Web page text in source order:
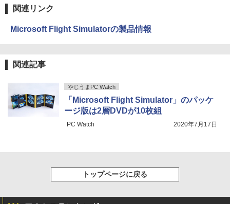
関連リンク
Microsoft Flight Simulatorの製品情報
関連記事
やじうまPC Watch
「Microsoft Flight Simulator」のパッケ
ージ版は2層DVDが10枚組
PC Watch 2020年7月17日
トップページに戻る